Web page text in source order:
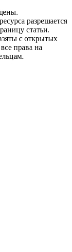
разрешается
статьи.
с открытых
права на